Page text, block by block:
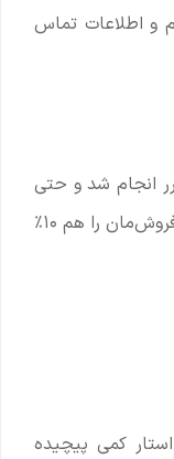
و اطلاعات تماس
انجام شد و حتی
در این سه ماه من توانسته بودم میزان فروش‌مان را هم ۱۰٪
کمی پیچیده